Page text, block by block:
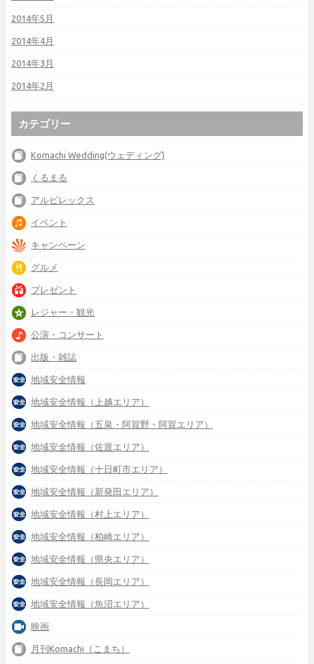
2014年5月
2014年4月
2014年3月
2014年2月
カテゴリー
Komachi Wedding(ウェディング)
くるまる
アルビレックス
イベント
キャンペーン
グルメ
プレゼント
レジャー・観光
公演・コンサート
出版・雑誌
地域安全情報
地域安全情報（上越エリア）
地域安全情報（五泉・阿賀野・阿賀エリア）
地域安全情報（佐渡エリア）
地域安全情報（十日町市エリア）
地域安全情報（新発田エリア）
地域安全情報（村上エリア）
地域安全情報（柏崎エリア）
地域安全情報（県央エリア）
地域安全情報（長岡エリア）
地域安全情報（魚沼エリア）
映画
月刊Komachi（こまち）